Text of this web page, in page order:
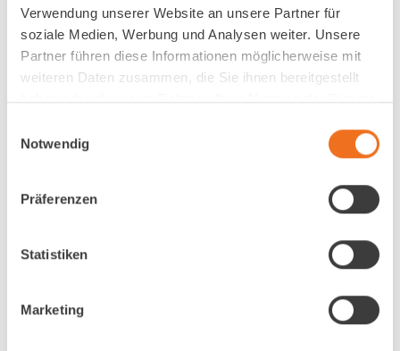
Verwendung unserer Website an unsere Partner für
soziale Medien, Werbung und Analysen weiter. Unsere
Partner führen diese Informationen möglicherweise mit
weiteren Daten zusammen, die Sie ihnen bereitgestellt
haben oder die sie im Rahmen Ihrer Nutzung der Dienste
Notwendig
Präferenzen
Statistiken
Marketing
Datenschutz
akzeptiere diese.